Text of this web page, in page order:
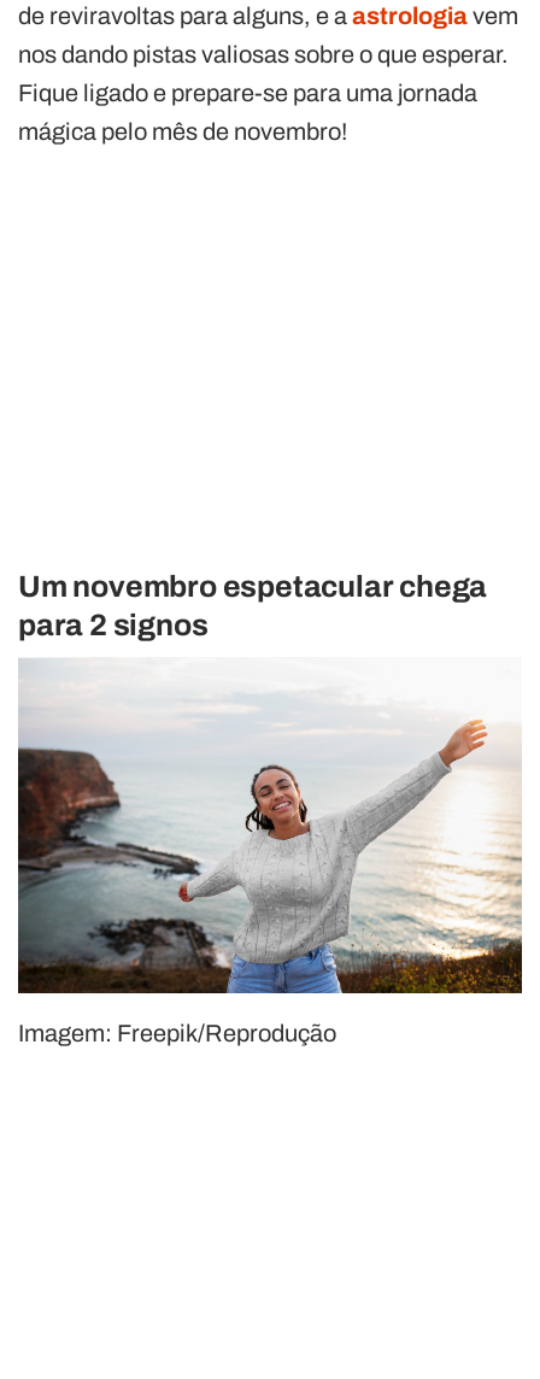
de reviravoltas para alguns, e aastrologiavem
nos dando pistas valiosas sobre o que esperar.
Fique ligado e prepare-se para uma jornada
mágica pelo mês de novembro!
Um novembro espetacular chega
para 2 signos
Imagem: Freepik/Reprodução